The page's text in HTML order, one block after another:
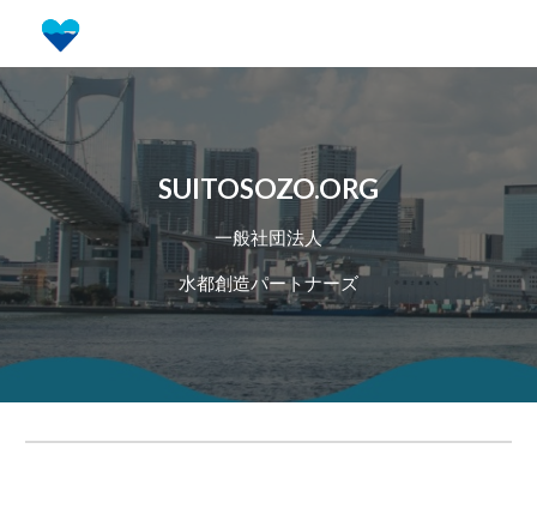
Skip to main content
SUITOSOZO.ORG
一般社団法人
水都創造パートナーズ